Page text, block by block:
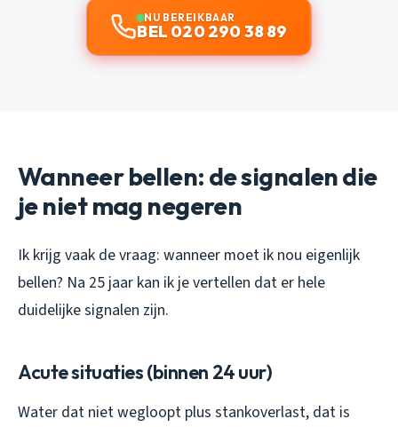
NU BEREIKBAAR
BEL 020 290 38 89
Wanneer bellen: de signalen die
je niet mag negeren
Ik krijg vaak de vraag: wanneer moet ik nou eigenlijk
bellen? Na 25 jaar kan ik je vertellen dat er hele
duidelijke signalen zijn.
Acute situaties (binnen 24 uur)
Water dat niet wegloopt plus stankoverlast, dat is